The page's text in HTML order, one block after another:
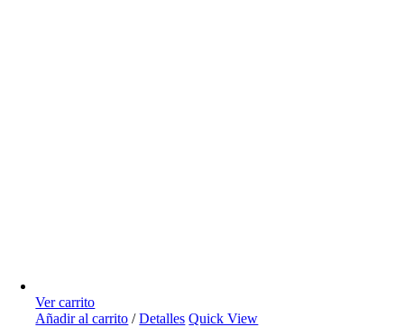
Ver carrito
Añadir al carrito / Detalles Quick View